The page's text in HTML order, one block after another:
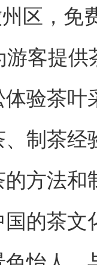
区，免
游客提
体验茶叶
、制茶经
的方法和
国的茶文